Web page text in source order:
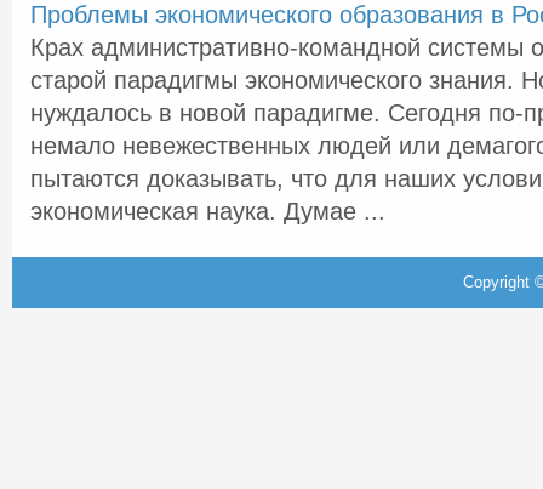
Проблемы экономического образования в
Крах административно-командной системы
старой парадигмы экономического знания.
нуждалось в новой парадигме. Сегодня по-
немало невежественных людей или
пытаются доказывать, что для наших
экономическая наука. Думае ...
Copyright